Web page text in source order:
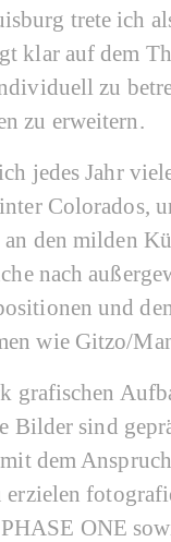
trete ich
klar auf dem
zu
zu erweitern.
jedes Jahr
Colorados,
den milden
nach
und
wie Gitzo/
grafischen
Bilder sind
dem
erzielen
ONE